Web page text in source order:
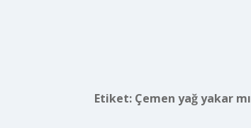
Etiket: Çemen yağ yakar mı